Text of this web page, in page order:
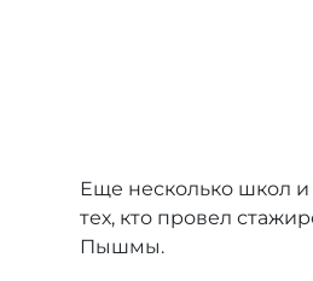
Еще несколько школ и
тех, кто провел
Пышмы.